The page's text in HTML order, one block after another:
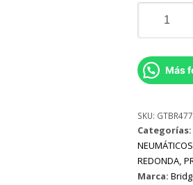
Bridgestone
Dueler
H/P
SPORT
H/98
Más
SKU:
Categorías:
REDONDA,
Marca: